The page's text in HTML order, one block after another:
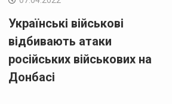
Українські військові
відбивають атаки
російських військових на
Донбасі